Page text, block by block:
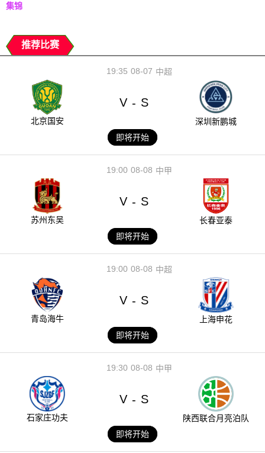
集锦
推荐比赛
08-07
19:35 中超
北京国安
V - S
深圳新鹏城
即将开始
08-08
19:00 中甲
苏州东吴
V - S
长春亚泰
即将开始
08-08
19:00 中超
青岛海牛
V - S
上海申花
即将开始
08-08
19:30 中甲
石家庄功夫
V - S
陕西联合月亮泊队
即将开始